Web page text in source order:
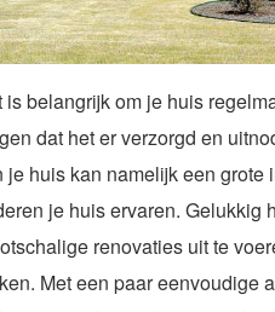
is belangrijk om je huis
dat het er verzorgd en
je huis kan namelijk een grote
je huis ervaren. Gelukkig
renovaties uit te
Met een paar eenvoudige